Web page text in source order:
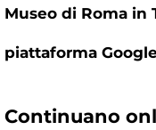
Museo di Roma in
piattaforma
Continuano